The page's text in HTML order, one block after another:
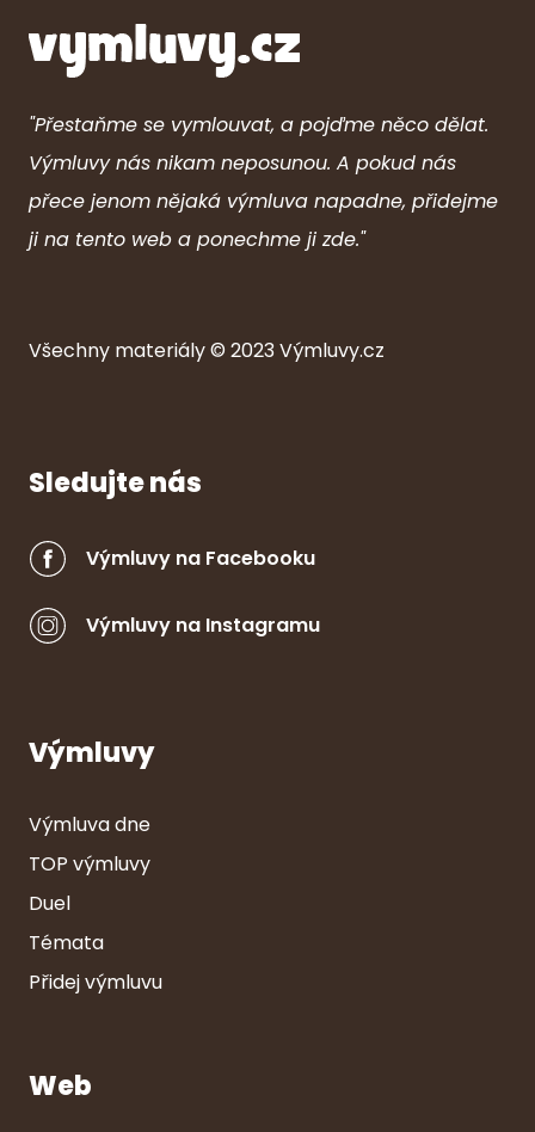
"Přestaňme se vymlouvat, a pojďme něco dělat.
Výmluvy nás nikam neposunou. A pokud nás
přece jenom nějaká výmluva napadne, přidejme
ji na tento web a ponechme ji zde."
Všechny materiály © 2023Výmluvy.cz
Sledujte nás
Výmluvy na Facebooku
Výmluvy na Instagramu
Výmluvy
Výmluva dne
TOP výmluvy
Duel
Témata
Přidej výmluvu
Web